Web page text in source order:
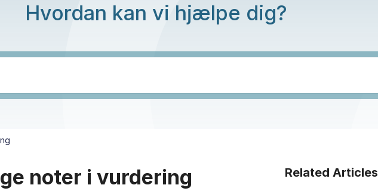
Hvordan kan vi hjælpe dig?
noter i vurdering Related Articles